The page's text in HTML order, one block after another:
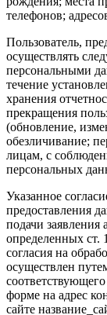
телефонов;
Пользователь,
осуществлять
персональными
течение
хранения
прекращения
(обновление,
обезличивание;
лицам, с
персональных
Указанное
предоставления
подачи заявления
определенных ст.
согласия на
осуществлен
форме на адрес
сайте